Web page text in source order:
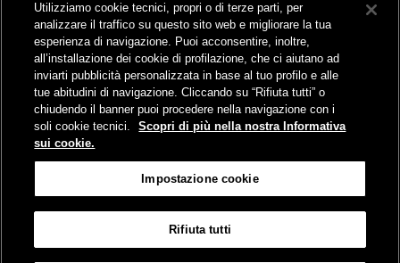
Servizi per aeroporti
Servizi di noleggio con conducente
Servizio di navigazione sul Lago Trasimeno
News e comunicati stampa
Comunicati stampa
Busitalia – Sita Nord
, Gruppo FS Italiane, è attiva nei servizi di
trasporto locale in Italia ed all'estero, che gestisce direttamente o
attraverso società controllate.
Viale Fratelli Rosselli, 80 - 50123 Firenze
Utilizziamo cookie tecnici, propri o di terze parti, per
analizzare il traffico su questo sito web e migliorare la tua
esperienza di navigazione. Puoi acconsentire, inoltre,
all’installazione dei cookie di profilazione, che ci aiutano ad
inviarti pubblicità personalizzata in base al tuo profilo e alle
tue abitudini di navigazione. Cliccando su “Rifiuta tutti” o
chiudendo il banner puoi procedere nella navigazione con i
soli cookie tecnici.
Scopri di più nella nostra Informativa
sui cookie.
Impostazione cookie
Rifiuta tutti